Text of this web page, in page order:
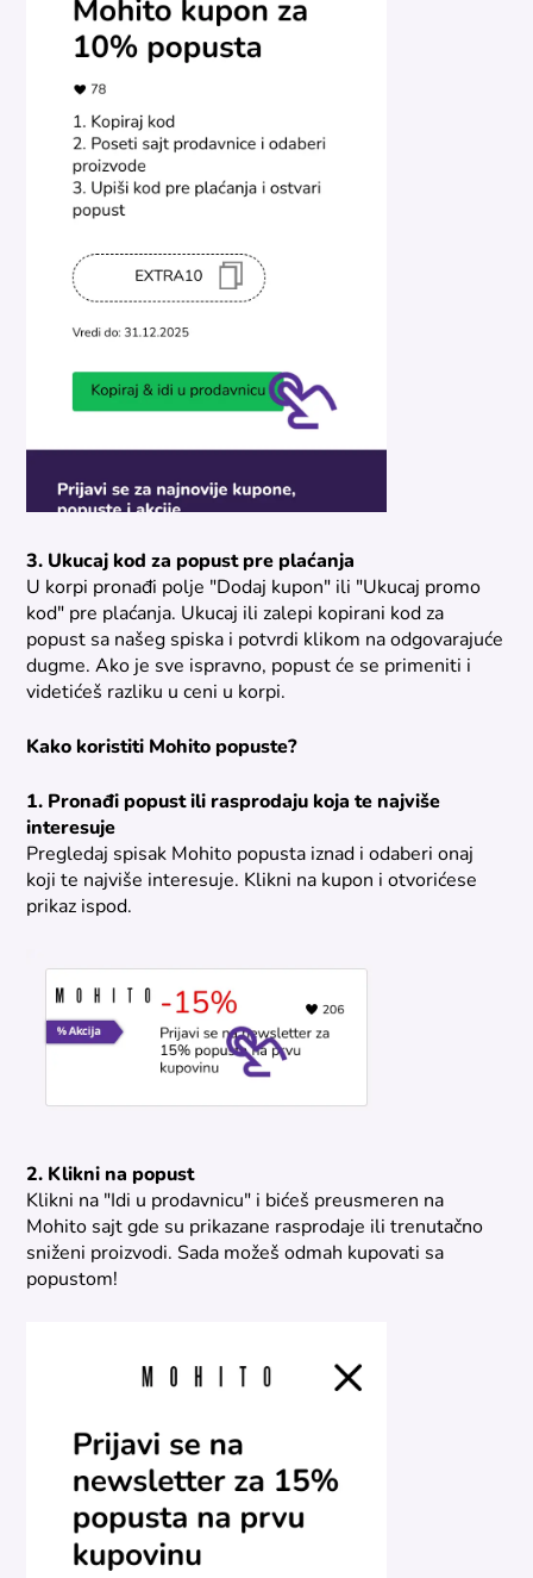
3. Ukucaj kod za popust pre plaćanja
U korpi pronađi polje "Dodaj kupon" ili "Ukucaj promo
kod" pre plaćanja. Ukucaj ili zalepi kopirani kod za
popust sa našeg spiska i potvrdi klikom na odgovarajuće
dugme. Ako je sve ispravno, popust će se primeniti i
videtićeš razliku u ceni u korpi.
Kako koristiti Mohito popuste?
1. Pronađi popust ili rasprodaju koja te najviše
interesuje
Pregledaj spisak Mohito popusta iznad i odaberi onaj
koji te najviše interesuje. Klikni na kupon i otvorićese
prikaz ispod.
2. Klikni na popust
Klikni na "Idi u prodavnicu" i bićeš preusmeren na
Mohito sajt gde su prikazane rasprodaje ili trenutačno
sniženi proizvodi. Sada možeš odmah kupovati sa
popustom!